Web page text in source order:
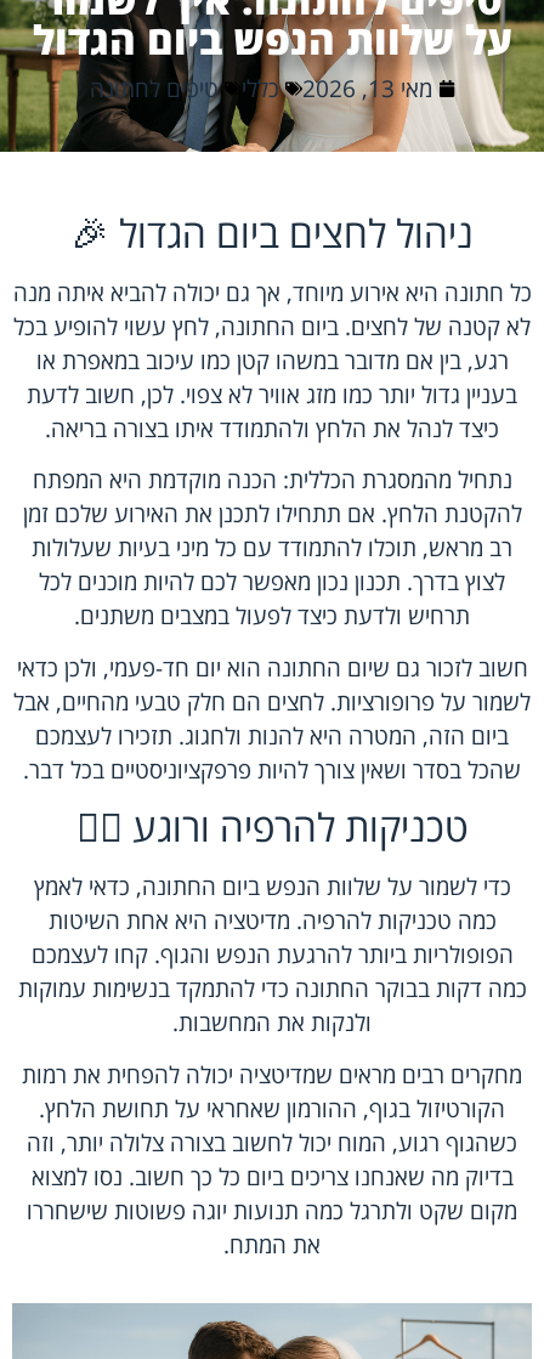
על שלוות הנפש ביום הגדול
מאי 13, 2026 כללי טיפים לחתונה
ניהול לחצים ביום הגדול 🎉
כל חתונה היא אירוע מיוחד, אך גם יכולה להביא איתה מנה
לא קטנה של לחצים. ביום החתונה, לחץ עשוי להופיע בכל
רגע, בין אם מדובר במשהו קטן כמו עיכוב במאפרת או
בעניין גדול יותר כמו מזג אוויר לא צפוי. לכן, חשוב לדעת
כיצד לנהל את הלחץ ולהתמודד איתו בצורה בריאה.
נתחיל מהמסגרת הכללית: הכנה מוקדמת היא המפתח
להקטנת הלחץ. אם תתחילו לתכנן את האירוע שלכם זמן
רב מראש, תוכלו להתמודד עם כל מיני בעיות שעלולות
לצוץ בדרך. תכנון נכון מאפשר לכם להיות מוכנים לכל
תרחיש ולדעת כיצד לפעול במצבים משתנים.
חשוב לזכור גם שיום החתונה הוא יום חד-פעמי, ולכן כדאי
לשמור על פרופורציות. לחצים הם חלק טבעי מהחיים, אבל
ביום הזה, המטרה היא להנות ולחגוג. תזכירו לעצמכם
שהכל בסדר ושאין צורך להיות פרפקציוניסטיים בכל דבר.
טכניקות להרפיה ורוגע 🧘‍♀️
כדי לשמור על שלוות הנפש ביום החתונה, כדאי לאמץ
כמה טכניקות להרפיה. מדיטציה היא אחת השיטות
הפופולריות ביותר להרגעת הנפש והגוף. קחו לעצמכם
כמה דקות בבוקר החתונה כדי להתמקד בנשימות עמוקות
ולנקות את המחשבות.
מחקרים רבים מראים שמדיטציה יכולה להפחית את רמות
הקורטיזול בגוף, ההורמון שאחראי על תחושת הלחץ.
כשהגוף רגוע, המוח יכול לחשוב בצורה צלולה יותר, וזה
בדיוק מה שאנחנו צריכים ביום כל כך חשוב. נסו למצוא
מקום שקט ולתרגל כמה תנועות יוגה פשוטות שישחררו
את המתח.